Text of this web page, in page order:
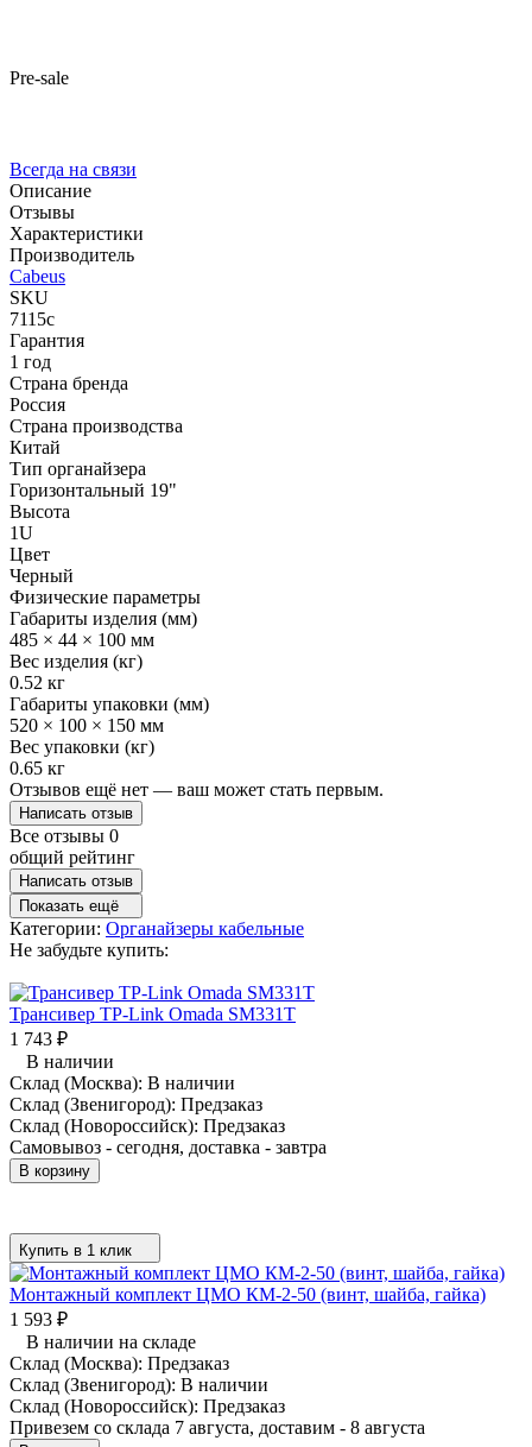
Pre-sale
Всегда на связи
Описание
Отзывы
Характеристики
Производитель
Cabeus
SKU
7115c
Гарантия
1 год
Страна бренда
Россия
Страна производства
Китай
Тип органайзера
Горизонтальный 19"
Высота
1U
Цвет
Черный
Физические параметры
Габариты изделия (мм)
485 × 44 × 100 мм
Вес изделия (кг)
0.52 кг
Габариты упаковки (мм)
520 × 100 × 150 мм
Вес упаковки (кг)
0.65 кг
Отзывов ещё нет — ваш может стать первым.
Написать отзыв
Все отзывы 0
общий рейтинг
Написать отзыв
Показать ещё
Категории: Органайзеры кабельные
Не забудьте купить:
Трансивер TP-Link Omada SM331T
1 743 ₽
В наличии
Склад (Москва): В наличии
Склад (Звенигород): Предзаказ
Склад (Новороссийск): Предзаказ
Самовывоз - сегодня, доставка - завтра
В корзину
Купить в 1 клик
Монтажный комплект ЦМО КМ-2-50 (винт, шайба, гайка)
1 593 ₽
В наличии на складе
Склад (Москва): Предзаказ
Склад (Звенигород): В наличии
Склад (Новороссийск): Предзаказ
Привезем со склада 7 августа, доставим - 8 августа